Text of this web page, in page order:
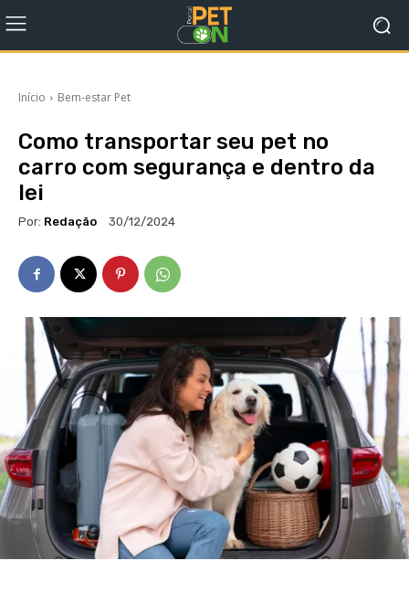
Início Bem-estar Pet
Como transportar seu pet no
carro com segurança e dentro da
lei
Por: Redação 30/12/2024